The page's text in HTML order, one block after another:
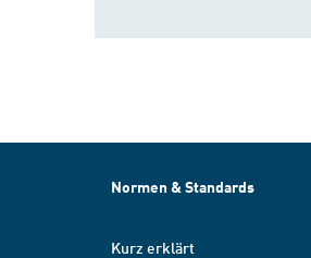
Normen & Standards
Kurz erklärt